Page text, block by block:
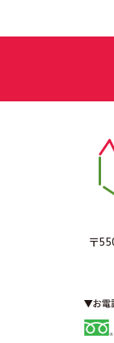
〒